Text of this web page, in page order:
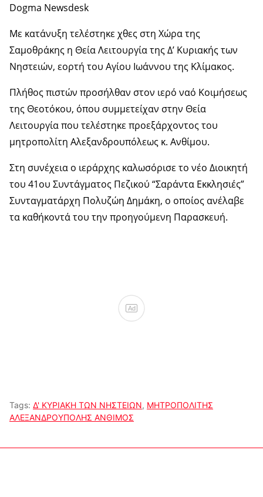
Dogma Newsdesk
Με κατάνυξη τελέστηκε χθες στη Χώρα της
Σαμοθράκης η Θεία Λειτουργία της Δ’ Κυριακής των
Νηστειών, εορτή του Αγίου Ιωάννου της Κλίμακος.
Πλήθος πιστών προσήλθαν στον ιερό ναό Κοιμήσεως
της Θεοτόκου, όπου συμμετείχαν στην Θεία
Λειτουργία που τελέστηκε προεξάρχοντος του
μητροπολίτη Αλεξανδρουπόλεως κ. Ανθίμου.
Στη συνέχεια ο ιεράρχης καλωσόρισε το νέο Διοικητή
του 41ου Συντάγματος Πεζικού “Σαράντα Εκκλησιές”
Συνταγματάρχη Πολυζώη Δημάκη, ο οποίος ανέλαβε
τα καθήκοντά του την προηγούμενη Παρασκευή.
Ad
Tags: Δ' ΚΥΡΙΑΚΗ ΤΩΝ ΝΗΣΤΕΙΩΝ, ΜΗΤΡΟΠΟΛΙΤΗΣ
ΑΛΕΞΑΝΔΡΟΥΠΟΛΗΣ ΑΝΘΙΜΟΣ